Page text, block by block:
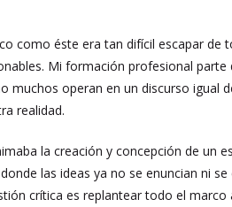
como éste era tan difícil escapar de
Mi formación profesional parte
muchos operan en un discurso igual
realidad.
la creación y concepción de un
las ideas ya no se enuncian ni se
crítica es replantear todo el marco